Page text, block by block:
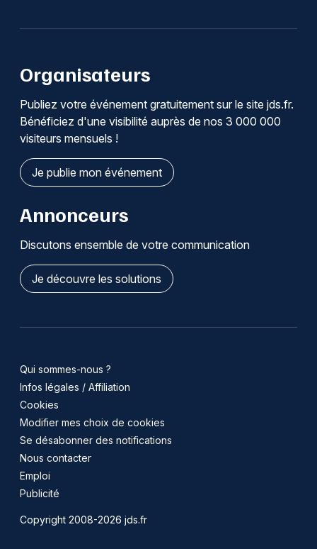
Organisateurs
Publiez votre événement gratuitement sur le site jds.fr.
Bénéficiez d'une visibilité auprès de nos 3 000 000
visiteurs mensuels !
Je publie mon événement
Annonceurs
Discutons ensemble de votre communication
Je découvre les solutions
Qui sommes-nous ?
Infos légales / Affiliation
Cookies
Modifier mes choix de cookies
Se désabonner des notifications
Nous contacter
Emploi
Publicité
Copyright 2008-2026 jds.fr